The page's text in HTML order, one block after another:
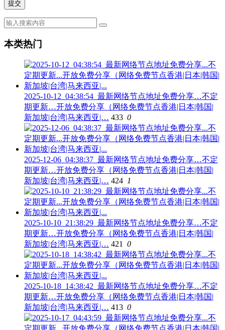
本类热门
2025-10-12_04:38:54_最新网络节点地址免费分享…不定
期更新…开放免费分享（网络免费节点香港|日本|韩国|
新加坡|台湾|马来西亚|… 433 0
2025-12-06_04:38:37_最新网络节点地址免费分享…不定
期更新…开放免费分享（网络免费节点香港|日本|韩国|
新加坡|台湾|马来西亚|… 424 1
2025-10-10_21:38:29_最新网络节点地址免费分享…不定
期更新…开放免费分享（网络免费节点香港|日本|韩国|
新加坡|台湾|马来西亚|… 421 0
2025-10-18_14:38:42_最新网络节点地址免费分享…不定
期更新…开放免费分享（网络免费节点香港|日本|韩国|
新加坡|台湾|马来西亚|… 413 0